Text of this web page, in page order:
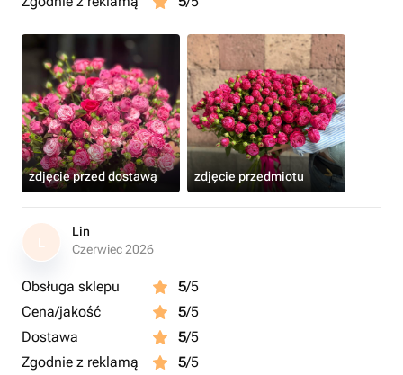
zdjęcie przed dostawą zdjęcie przedmiotu
L
Lin
Czerwiec 2026
Obsługa sklepu 5/5
Cena/jakość
5/5
Dostawa
5/5
Zgodnie z reklamą
5/5